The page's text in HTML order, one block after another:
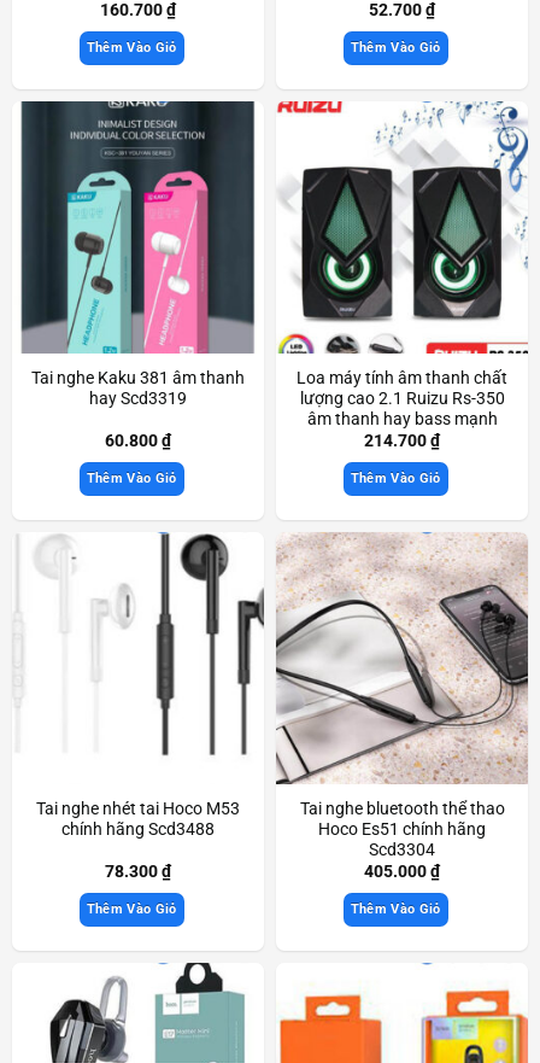
160.700₫
Thêm Vào Giỏ
52.700₫
Thêm Vào Giỏ
Tai nghe Kaku 381 âm thanh
hay Scd3319
60.800₫
Thêm Vào Giỏ
Loa máy tính âm thanh chất
lượng cao 2.1 Ruizu Rs-350
âm thanh hay bass mạnh
Scd3436
214.700₫
Thêm Vào Giỏ
Tai nghe nhét tai Hoco M53
chính hãng Scd3488
78.300₫
Thêm Vào Giỏ
Tai nghe bluetooth thể thao
Hoco Es51 chính hãng
Scd3304
405.000₫
Thêm Vào Giỏ